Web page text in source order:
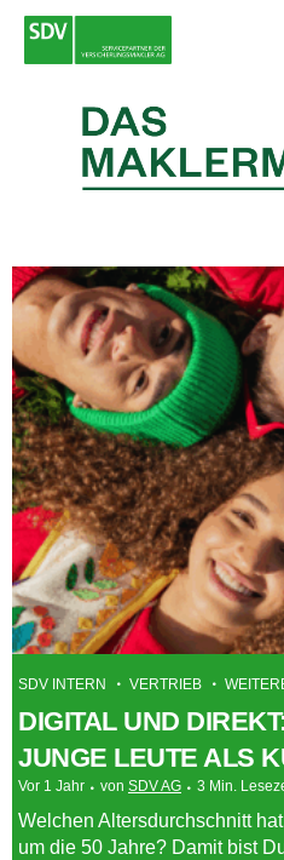
SDV INTERN VERTRIEB
DIGITAL UND
JUNGE LEUTE ALS
Vor 1 Jahr von SDV AG 3 Min.
Welchen Altersdurchschnitt
um die 50 Jahre? Damit bist